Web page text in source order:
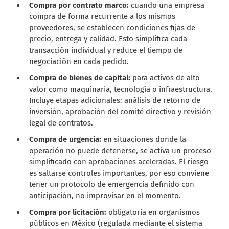
Compra por contrato marco: cuando una empresa
compra de forma recurrente a los mismos
proveedores, se establecen condiciones fijas de
precio, entrega y calidad. Esto simplifica cada
transacción individual y reduce el tiempo de
negociación en cada pedido.
Compra de bienes de capital: para activos de alto
valor como maquinaria, tecnología o infraestructura.
Incluye etapas adicionales: análisis de retorno de
inversión, aprobación del comité directivo y revisión
legal de contratos.
Compra de urgencia: en situaciones donde la
operación no puede detenerse, se activa un proceso
simplificado con aprobaciones aceleradas. El riesgo
es saltarse controles importantes, por eso conviene
tener un protocolo de emergencia definido con
anticipación, no improvisar en el momento.
Compra por licitación: obligatoria en organismos
públicos en México (regulada mediante el sistema